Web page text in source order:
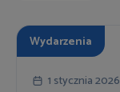
Wydarzenia
1 stycznia 2026